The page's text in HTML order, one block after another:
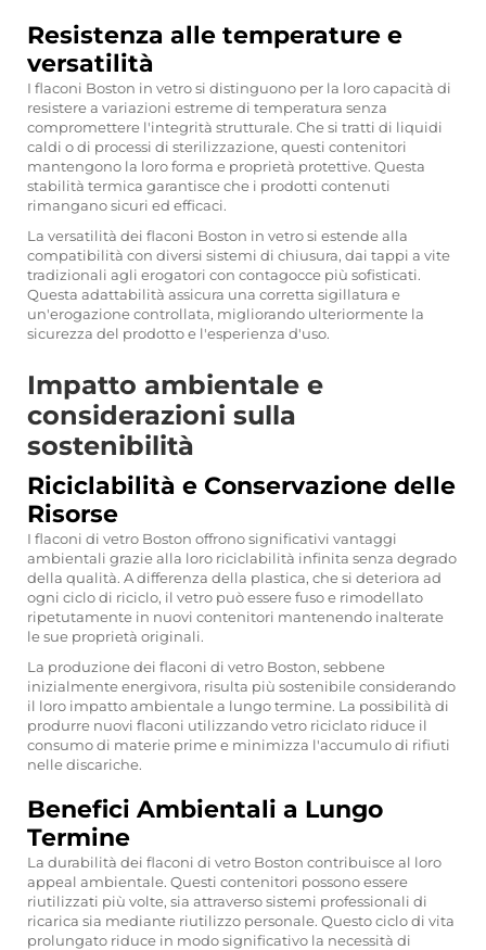
Resistenza alle temperature e
versatilità
I flaconi Boston in vetro si distinguono per la loro capacità di
resistere a variazioni estreme di temperatura senza
compromettere l'integrità strutturale. Che si tratti di liquidi
caldi o di processi di sterilizzazione, questi contenitori
mantengono la loro forma e proprietà protettive. Questa
stabilità termica garantisce che i prodotti contenuti
rimangano sicuri ed efficaci.
La versatilità dei flaconi Boston in vetro si estende alla
compatibilità con diversi sistemi di chiusura, dai tappi a vite
tradizionali agli erogatori con contagocce più sofisticati.
Questa adattabilità assicura una corretta sigillatura e
un'erogazione controllata, migliorando ulteriormente la
sicurezza del prodotto e l'esperienza d'uso.
Impatto ambientale e
considerazioni sulla
sostenibilità
Riciclabilità e Conservazione delle
Risorse
I flaconi di vetro Boston offrono significativi vantaggi
ambientali grazie alla loro riciclabilità infinita senza degrado
della qualità. A differenza della plastica, che si deteriora ad
ogni ciclo di riciclo, il vetro può essere fuso e rimodellato
ripetutamente in nuovi contenitori mantenendo inalterate
le sue proprietà originali.
La produzione dei flaconi di vetro Boston, sebbene
inizialmente energivora, risulta più sostenibile considerando
il loro impatto ambientale a lungo termine. La possibilità di
produrre nuovi flaconi utilizzando vetro riciclato riduce il
consumo di materie prime e minimizza l'accumulo di rifiuti
nelle discariche.
Benefici Ambientali a Lungo
Termine
La durabilità dei flaconi di vetro Boston contribuisce al loro
appeal ambientale. Questi contenitori possono essere
riutilizzati più volte, sia attraverso sistemi professionali di
ricarica sia mediante riutilizzo personale. Questo ciclo di vita
prolungato riduce in modo significativo la necessità di